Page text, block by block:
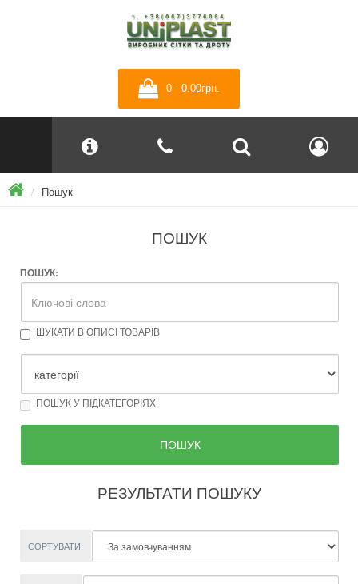
0 - 0.00грн.
Пошук
ПОШУК
ПОШУК:
ШУКАТИ В ОПИСІ ТОВАРІВ
ПОШУК У ПІДКАТЕГОРІЯХ
РЕЗУЛЬТАТИ ПОШУКУ
СОРТУВАТИ: